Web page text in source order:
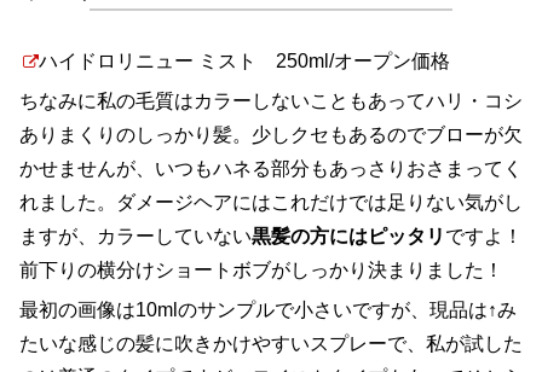
ハイドロリニュー ミスト 250ml/オープン価格
ちなみに私の毛質はカラーしないこともあってハリ・コシ
ありまくりのしっかり髪。少しクセもあるのでブローが欠
かせませんが、いつもハネる部分もあっさりおさまってく
れました。ダメージヘアにはこれだけでは足りない気がし
ますが、カラーしていない黒髪の方にはピッタリ ですよ！
前下りの横分けショートボブがしっかり決まりました！
最初の画像は10mlのサンプルで小さいですが、現品は↑み
たいな感じの髪に吹きかけやすいスプレーで、私が試した